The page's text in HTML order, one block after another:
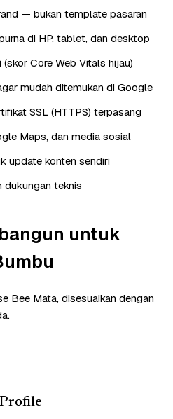
— bukan template pasaran
di HP, tablet, dan desktop
Core Web Vitals hijau)
mudah ditemukan di Google
SSL (HTTPS) terpasang
Maps, dan media sosial
update konten sendiri
dukungan teknis
untuk
Bee Mata, disesuaikan dengan